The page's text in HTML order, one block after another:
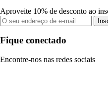
Aproveite 10% de desconto ao
Fique conectado
Encontre-nos nas redes sociais